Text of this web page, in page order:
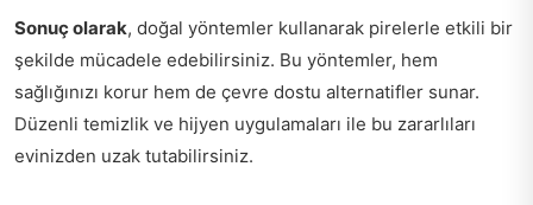
Sonuç olarak, doğal yöntemler kullanarak pirelerle etkili bir
şekilde mücadele edebilirsiniz. Bu yöntemler, hem
sağlığınızı korur hem de çevre dostu alternatifler sunar.
Düzenli temizlik ve hijyen uygulamaları ile bu zararlıları
evinizden uzak tutabilirsiniz.